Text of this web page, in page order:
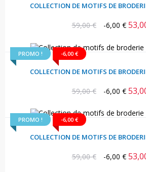
COLLECTION DE MOTIFS DE
Prix
59,00 € -6,00 € Prix
PROMO ! -6,00 €
COLLECTION DE MOTIFS DE
Prix
59,00 € -6,00 € Prix
PROMO ! -6,00 €
COLLECTION DE MOTIFS DE
Prix
59,00 € -6,00 € Prix